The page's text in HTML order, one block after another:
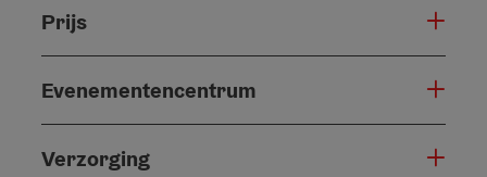
Prijs
Evenementencentrum
Verzorging